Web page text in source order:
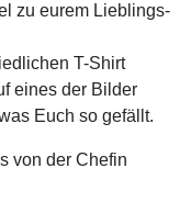
zu eurem Lieblings-
T-Shirt
eines der Bilder
Euch so gefällt.
von der Chefin